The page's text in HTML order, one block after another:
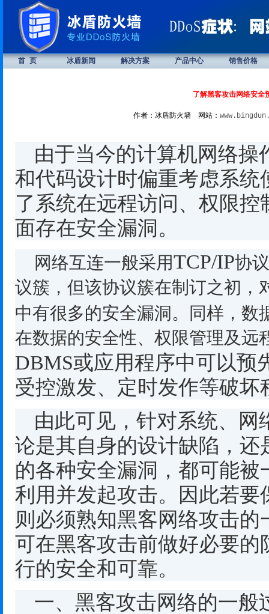
首 页 冰盾新闻 解决方案 产品中心 销售价格
了解黑客攻击网络安全
作者：冰盾防火墙 网站：
由于当今的计算机网络操
和代码设计时偏重考虑系统
了系统在远程访问、权限
面存在安全漏洞。
网络互连一般采用TCP/IP协
议簇，但该协议簇在制订之初，
中有很多的安全漏洞。同样，数
在数据的安全性、权限管理及远
DBMS或应用程序中可以预
受控激发、定时发作等破坏
由此可见，针对系统、网
论是其自身的设计缺陷，还
的各种安全漏洞，都可能
利用并发起攻击。因此若要
则必须熟知黑客网络攻击
可在黑客攻击前做好必要的
行的安全和可靠。
一、黑客攻击网络的一般